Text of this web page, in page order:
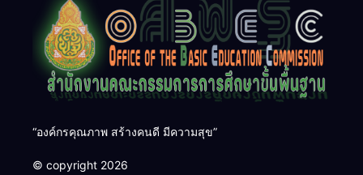
“องค์กรคุณภาพ สร้างคนดี มีความสุข”
© copyright 2026